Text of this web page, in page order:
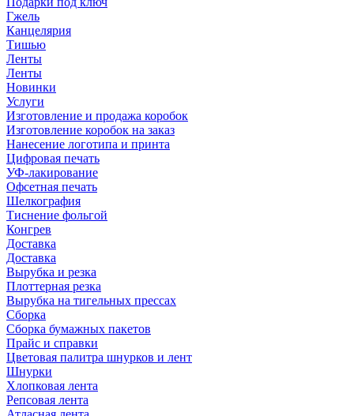
Гжель
Канцелярия
Тишью
Ленты
Ленты
Новинки
Услуги
Изготовление и продажа коробок
Изготовление коробок на заказ
Нанесение логотипа и принта
Цифровая печать
УФ-лакирование
Офсетная печать
Шелкография
Тиснение фольгой
Конгрев
Доставка
Доставка
Вырубка и резка
Плоттерная резка
Вырубка на тигельных прессах
Сборка
Сборка бумажных пакетов
Прайс и справки
Цветовая палитра шнурков и лент
Шнурки
Хлопковая лента
Репсовая лента